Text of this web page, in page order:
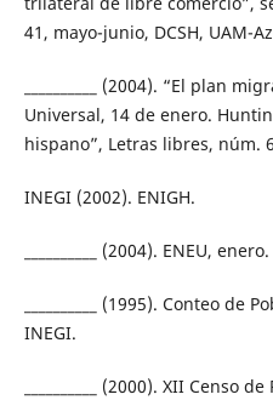
41, mayo-junio, DCSH, UAM-
__________ (2004). “El plan
Universal, 14 de enero.
hispano”, Letras libres, núm.
INEGI (2002). ENIGH.
__________ (2004). ENEU, enero.
__________ (1995). Conteo de
INEGI.
__________ (2000). XII Censo